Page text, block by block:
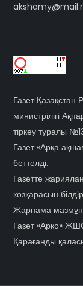
Газет
министрілігі
тіркеу туралы
Газет «Арқа
беттелді.
Газетте
көзқарасын
Жарнама
Газет «Арко»
Қарағанды